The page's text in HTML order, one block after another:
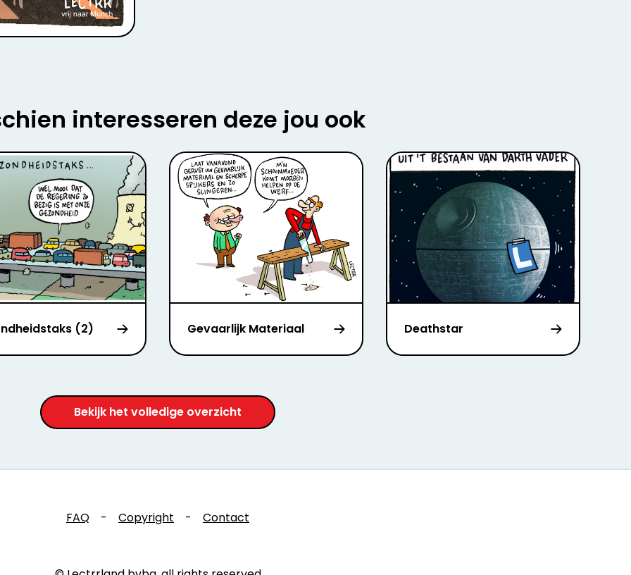
interesseren deze jou ook
(2) Gevaarlijk Materiaal Deathstar
Bekijk het volledige overzicht
FAQ - Copyright - Contact